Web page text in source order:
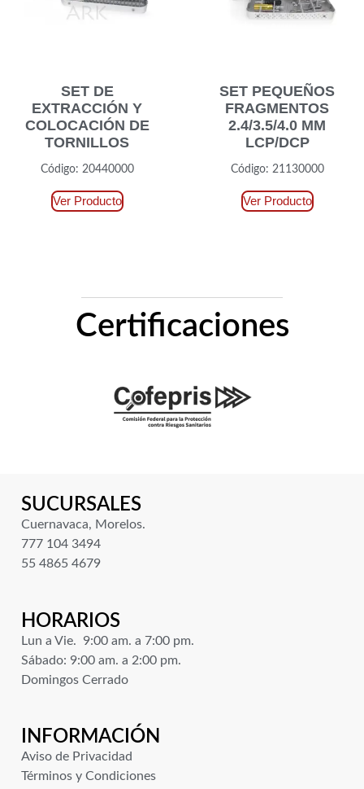
SET DE
EXTRACCIÓN Y
COLOCACIÓN DE
TORNILLOS
Código: 20440000
Ver Producto
SET PEQUEÑOS
FRAGMENTOS
2.4/3.5/4.0 MM
LCP/DCP
Código: 21130000
Ver Producto
Certificaciones
SUCURSALES
Cuernavaca, Morelos.
777 104 3494
55 4865 4679
HORARIOS
Lun a Vie. 9:00 am. a 7:00 pm.
Sábado: 9:00 am. a 2:00 pm.
Domingos Cerrado
INFORMACIÓN
Aviso de Privacidad
Términos y Condiciones